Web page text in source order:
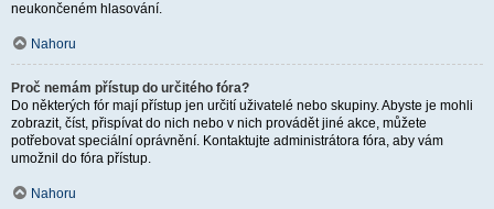
neukončeném hlasování.
Nahoru
Proč nemám přístup do určitého fóra?
Do některých fór mají přístup jen určití uživatelé nebo skupiny. Abyste je mohli
zobrazit, číst, přispívat do nich nebo v nich provádět jiné akce, můžete
potřebovat speciální oprávnění. Kontaktujte administrátora fóra, aby vám
umožnil do fóra přístup.
Nahoru